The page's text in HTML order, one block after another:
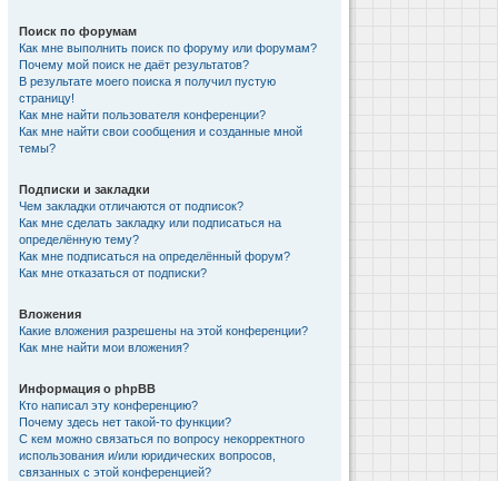
Поиск по форумам
Как мне выполнить поиск по форуму или форумам?
Почему мой поиск не даёт результатов?
В результате моего поиска я получил пустую
страницу!
Как мне найти пользователя конференции?
Как мне найти свои сообщения и созданные мной
темы?
Подписки и закладки
Чем закладки отличаются от подписок?
Как мне сделать закладку или подписаться на
определённую тему?
Как мне подписаться на определённый форум?
Как мне отказаться от подписки?
Вложения
Какие вложения разрешены на этой конференции?
Как мне найти мои вложения?
Информация о phpBB
Кто написал эту конференцию?
Почему здесь нет такой-то функции?
С кем можно связаться по вопросу некорректного
использования и/или юридических вопросов,
связанных с этой конференцией?